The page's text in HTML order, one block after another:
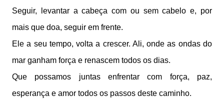
Seguir, levantar a cabeça com ou sem cabelo e, por
mais que doa, seguir em frente.
Ele a seu tempo, volta a crescer. Ali, onde as ondas do
mar ganham força e renascem todos os dias.
Que possamos juntas enfrentar com força, paz,
esperança e amor todos os passos deste caminho.